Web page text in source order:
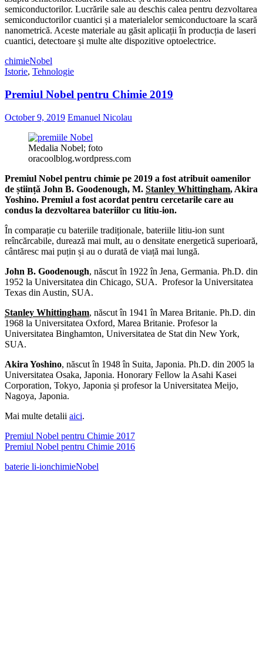
semiconductorilor. Lucrările sale au deschis calea pentru dezvoltarea
semiconductorilor cuantici și a materialelor semiconductoare la scară
nanometrică. Aceste materiale au găsit aplicații în producția de laseri
cuantici, detectoare și multe alte dispozitive optoelectrice.
chimieNobel
Istorie, Tehnologie
Premiul Nobel pentru Chimie 2019
October 9, 2019 Emanuel Nicolau
Medalia Nobel; foto
oracoolblog.wordpress.com
Premiul Nobel pentru chimie pe 2019 a fost atribuit oamenilor
de știință John B. Goodenough, M. Stanley Whittingham, Akira
Yoshino. Premiul a fost acordat pentru cercetarile care au
condus la dezvoltarea bateriilor cu litiu-ion.
În comparație cu bateriile tradiționale, bateriile litiu-ion sunt
reîncărcabile, durează mai mult, au o densitate energetică superioară,
cântăresc mai puțin și au o durată de viață mai lungă.
John B. Goodenough, născut în 1922 în Jena, Germania. Ph.D. din
1952 la Universitatea din Chicago, SUA. Profesor la Universitatea
Texas din Austin, SUA.
Stanley Whittingham, născut în 1941 în Marea Britanie. Ph.D. din
1968 la Universitatea Oxford, Marea Britanie. Profesor la
Universitatea Binghamton, Universitatea de Stat din New York,
SUA.
Akira Yoshino, născut în 1948 în Suita, Japonia. Ph.D. din 2005 la
Universitatea Osaka, Japonia. Honorary Fellow la Asahi Kasei
Corporation, Tokyo, Japonia și profesor la Universitatea Meijo,
Nagoya, Japonia.
Mai multe detalii aici.
Premiul Nobel pentru Chimie 2017
Premiul Nobel pentru Chimie 2016
baterie li-ionchimieNobel